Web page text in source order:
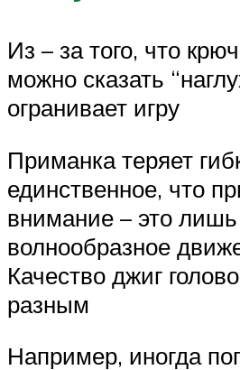
Из – за того, что
можно сказать
огранивает игру
Приманка теряет
единственное, что
внимание – это лишь
волнообразное
Качество джиг
разным
Например, иногда